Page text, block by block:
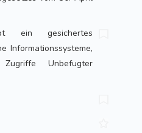
ein gesichertes
Informations­systeme,
Unbefugter